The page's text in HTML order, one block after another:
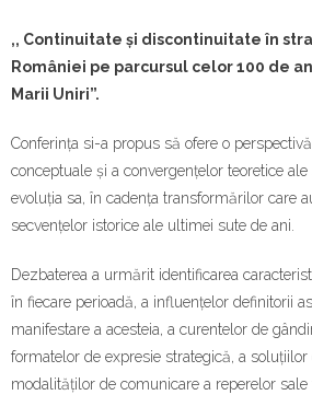
,, Continuitate și discontinuitate în
României pe parcursul celor 100 de
Marii Uniri”.
Conferința si-a propus să ofere o
conceptuale și a convergențelor teoretice
evoluția sa, în cadența transformărilor care
secvențelor istorice ale ultimei sute de ani.
Dezbaterea a urmărit identificarea
în fiecare perioadă, a influențelor definitorii
manifestare a acesteia, a curentelor de
formatelor de expresie strategică, a
modalităților de comunicare a reperelor sale